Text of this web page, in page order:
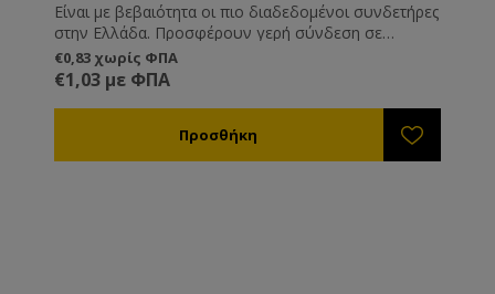
Είναι με βεβαιότητα οι πιο διαδεδομένοι συνδετήρες
στην Ελλάδα. Προσφέρουν γερή σύνδεση σε
πατώματα, βάσεις και καπάκι, ενώ ρυθμίζονται σε
ύψος. Κατασκευασμένοι από γαλβανισμένο
σίδερο.Ελληνικής κατασκευής.
€0,83 χωρίς ΦΠΑ
€1,03 με ΦΠΑ